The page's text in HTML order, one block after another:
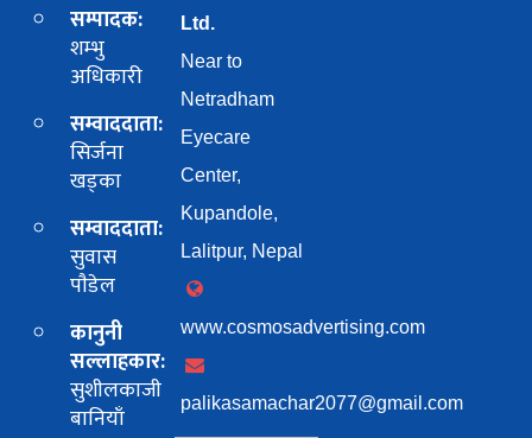
सम्पादक:
शम्भु
अधिकारी
सम्वाददाता:
सिर्जना
खड्का
सम्वाददाता:
सुवास
पाैडेल
कानुनी
सल्लाहकार:
सुशीलकाजी
बानियाँ
Ltd.
Near to
Netradham
Eyecare
Center,
Kupandole,
Lalitpur, Nepal
www.cosmosadvertising.com
palikasamachar2077@gmail.com